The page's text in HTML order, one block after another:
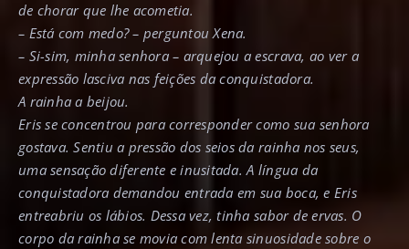
de chorar que lhe acometia.
– Está com medo? – perguntou Xena.
– Si-sim, minha senhora – arquejou a escrava, ao ver a
expressão lasciva nas feições da conquistadora.
A rainha a beijou.
Eris se concentrou para corresponder como sua senhora
gostava. Sentiu a pressão dos seios da rainha nos seus,
uma sensação diferente e inusitada. A língua da
conquistadora demandou entrada em sua boca, e Eris
entreabriu os lábios. Dessa vez, tinha sabor de ervas. O
corpo da rainha se movia com lenta sinuosidade sobre o